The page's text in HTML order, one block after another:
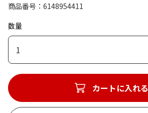
商品番号
6148954411
数量
1
カートに入れる